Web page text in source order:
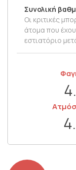
Συνολική
Οι κριτικές
άτομα που
εστιατόριο